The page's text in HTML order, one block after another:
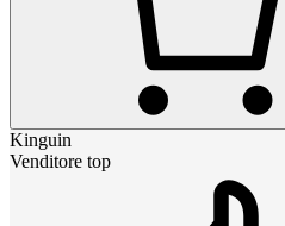
Kinguin
Venditore top